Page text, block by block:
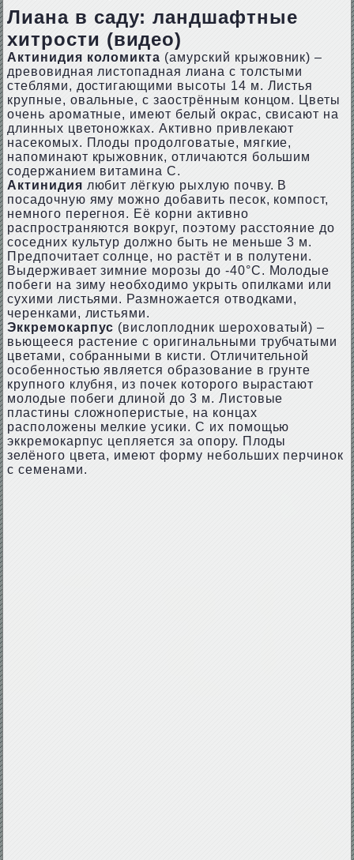
Лиана в саду: ландшафтные
хитрости (видео)
Актинидия коломикта (амурский крыжовник) –
древовидная листопадная лиана с толстыми
стеблями, достигающими высоты 14 м. Листья
крупные, овальные, с заострённым концом. Цветы
очень ароматные, имеют белый окрас, свисают на
длинных цветоножках. Активно привлекают
насекомых. Плоды продолговатые, мягкие,
напоминают крыжовник, отличаются большим
содержанием витамина С.
Актинидия любит лёгкую рыхлую почву. В
посадочную яму можно добавить песок, компост,
немного перегноя. Её корни активно
распространяются вокруг, поэтому расстояние до
соседних культур должно быть не меньше 3 м.
Предпочитает солнце, но растёт и в полутени.
Выдерживает зимние морозы до -40°C. Молодые
побеги на зиму необходимо укрыть опилками или
сухими листьями. Размножается отводками,
черенками, листьями.
Эккремокарпус (вислоплодник шероховатый) –
вьющееся растение с оригинальными трубчатыми
цветами, собранными в кисти. Отличительной
особенностью является образование в грунте
крупного клубня, из почек которого вырастают
молодые побеги длиной до 3 м. Листовые
пластины сложноперистые, на концах
расположены мелкие усики. С их помощью
эккремокарпус цепляется за опору. Плоды
зелёного цвета, имеют форму небольших перчинок
с семенами.